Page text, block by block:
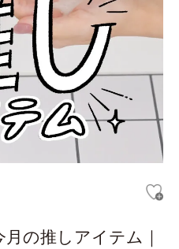
の推しアイテム｜